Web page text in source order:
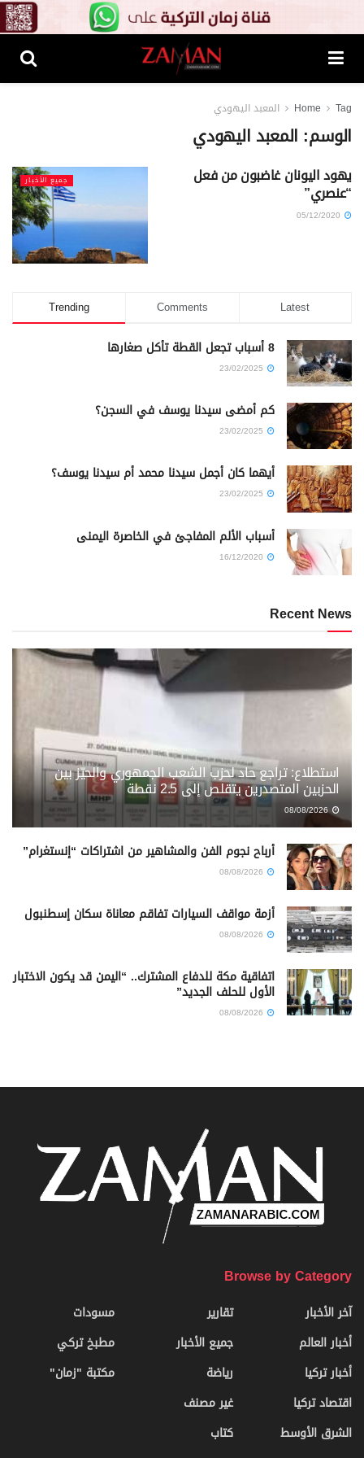
Home Tag المعبد اليهودي
الوسم: المعبد اليهودي
جميع الأخبار يهود اليونان غاضبون من فعل
“عنصري”
Trending Comments Latest
8 أسباب تجعل القطة تأكل صغارها
كم أمضى سيدنا يوسف في السجن؟
أيهما كان أجمل سيدنا محمد أم سيدنا يوسف؟
أسباب الألم المفاجئ في الخاصرة اليمنى
Recent News
استطلاع: تراجع حاد لحزب الشعب الجمهوري والحيّز بين
الحزبين المتصدرين يتقلص إلى 2.5 نقطة
08/08/2026
أرباح نجوم الفن والمشاهير من اشتراكات “إنستغرام”
أزمة مواقف السيارات تفاقم معاناة سكان إسطنبول
اتفاقية مكة للدفاع المشترك.. “اليمن قد يكون الاختبار
الأول للحلف الجديد”
Browse by Category
آخر الأخبار
أخبار العالم
أخبار تركيا
اقتصاد تركيا
الشرق الأوسط
تقارير
جميع الأخبار
رياضة
غير مصنف
كتاب
مسودات
مطبخ تركي
مكتبة "زمان"